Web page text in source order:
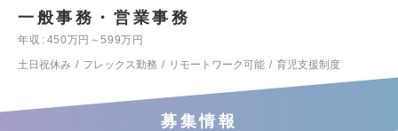
一般事務・営業事務
年収
450万円～599万円
土日祝休み
フレックス勤務 リモートワーク可能 育児支援制度
募集情報